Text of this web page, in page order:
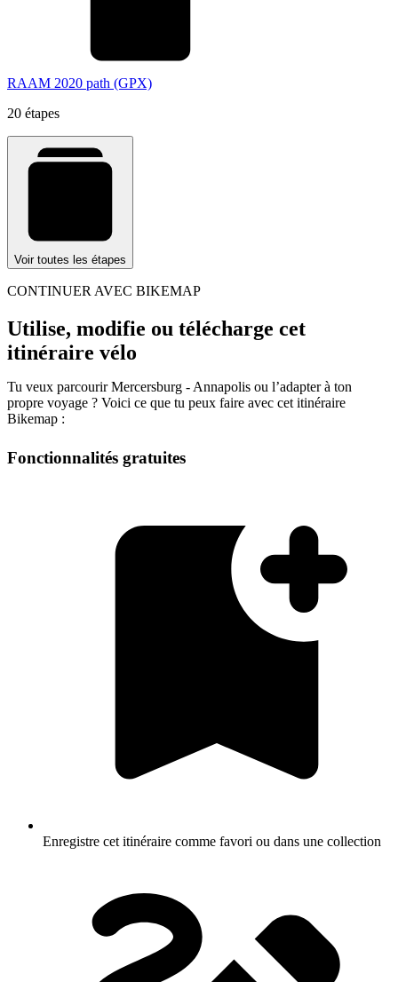
RAAM 2020 path (GPX)
20 étapes
Voir toutes les étapes
CONTINUER AVEC BIKEMAP
Utilise, modifie ou télécharge cet
itinéraire vélo
Tu veux parcourir Mercersburg - Annapolis ou l’adapter à ton
propre voyage ? Voici ce que tu peux faire avec cet itinéraire
Bikemap :
Fonctionnalités gratuites
Enregistre cet itinéraire comme favori ou dans une collection